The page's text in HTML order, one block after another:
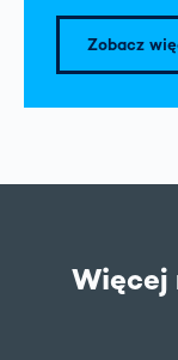
Zobacz
Więcej